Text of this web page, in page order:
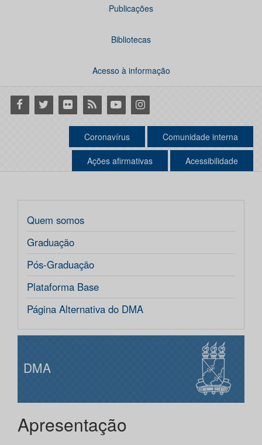
Publicações
Bibliotecas
Acesso à informação
Facebook
Twitter Flickr RSS YoutubeInstagram
Coronavírus Comunidade interna
Ações afirmativas Acessibilidade
Quem somos
Graduação
Pós-Graduação
Plataforma Base
Página Alternativa do DMA
DMA
Apresentação